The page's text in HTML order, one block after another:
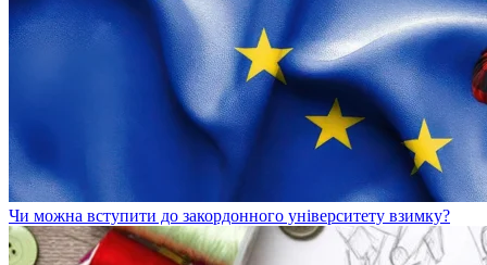
Чи можна вступити до закордонного університету взимку?